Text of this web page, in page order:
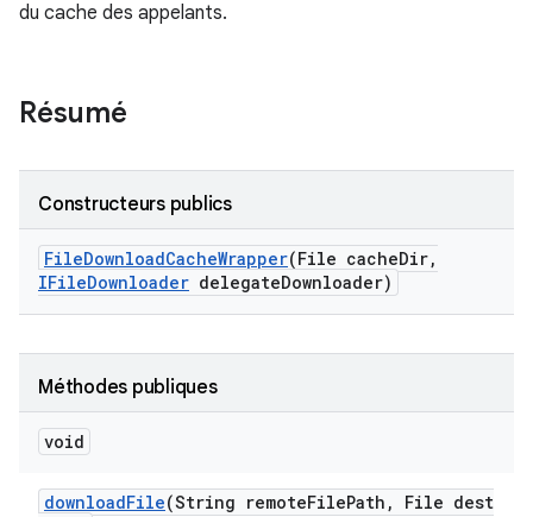
du cache des appelants.
Résumé
Constructeurs publics
FileDownloadCacheWrapper(File cacheDir,
IFileDownloader delegateDownloader)
Méthodes publiques
void
downloadFile(String remoteFilePath ,
File dest